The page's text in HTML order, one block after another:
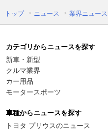
トップ ニュース 業界ニュース
カテゴリからニュースを探す
新車・新型
クルマ業界
カー用品
モータースポーツ
車種からニュースを探す
トヨタ プリウスのニュース